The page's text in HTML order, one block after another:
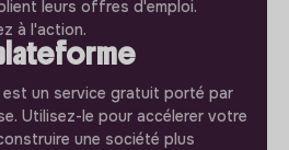
leurs offres d'emploi.
à l'action.
un service gratuit porté par
Utilisez-le pour accélerer votre
une société plus